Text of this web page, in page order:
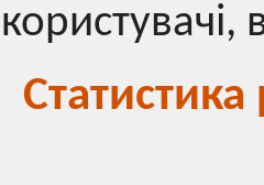
користувачі,